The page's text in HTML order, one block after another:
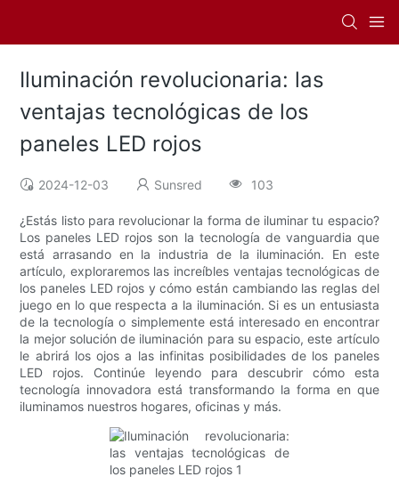
Iluminación revolucionaria: las
ventajas tecnológicas de los
paneles LED rojos
2024-12-03 Sunsred 103
¿Estás listo para revolucionar la forma de iluminar tu espacio?
Los paneles LED rojos son la tecnología de vanguardia que
está arrasando en la industria de la iluminación. En este
artículo, exploraremos las increíbles ventajas tecnológicas de
los paneles LED rojos y cómo están cambiando las reglas del
juego en lo que respecta a la iluminación. Si es un entusiasta
de la tecnología o simplemente está interesado en encontrar
la mejor solución de iluminación para su espacio, este artículo
le abrirá los ojos a las infinitas posibilidades de los paneles
LED rojos. Continúe leyendo para descubrir cómo esta
tecnología innovadora está transformando la forma en que
iluminamos nuestros hogares, oficinas y más.